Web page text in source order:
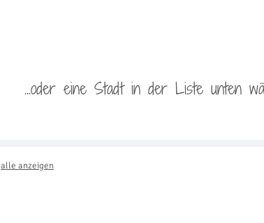
...oder eine Stadt in der Liste unten
alle anzeigen